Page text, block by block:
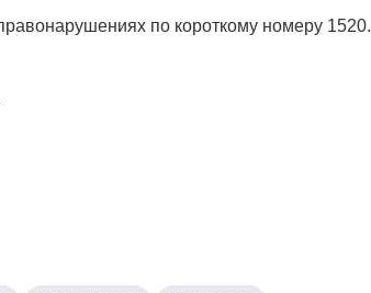
по короткому номеру 1520.